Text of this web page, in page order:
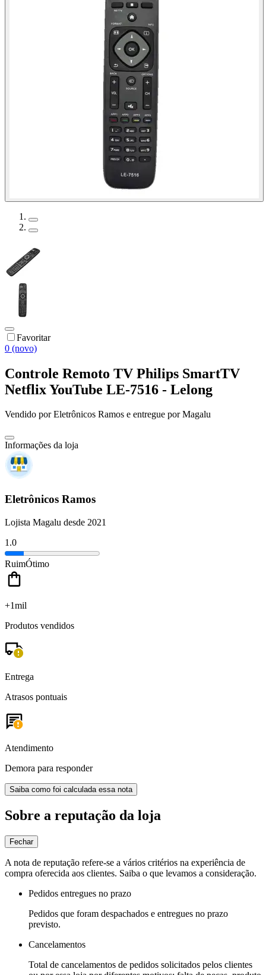
Favoritar
0 (novo)
Controle Remoto TV Philips SmartTV
Netflix YouTube LE-7516 - Lelong
Vendido porEletrônicos Ramos e entregue por Magalu
Informações da loja
Eletrônicos Ramos
Lojista Magalu desde 2021
1.0
RuimÓtimo
+1mil
Produtos vendidos
Entrega
Atrasos pontuais
Atendimento
Demora para responder
Saiba como foi calculada essa nota
Sobre a reputação da loja
Fechar
A nota de reputação refere-se a vários critérios na experiência de
compra oferecida aos clientes. Saiba o que levamos a consideração.
Pedidos entregues no prazo
Pedidos que foram despachados e entregues no prazo
previsto.
Cancelamentos
Total de cancelamentos de pedidos solicitados pelos clientes